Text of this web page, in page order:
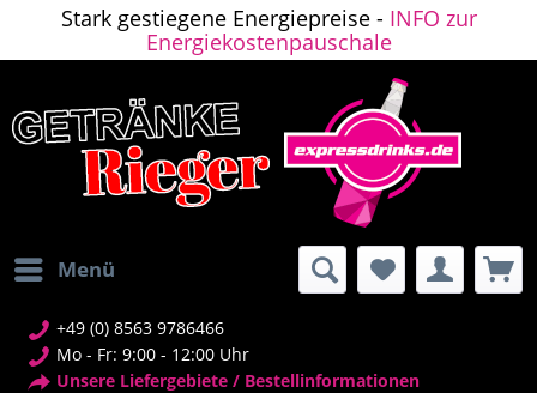
Stark gestiegene Energiepreise - INFO zur
Energiekostenpauschale
Menü
+49 (0) 8563 9786466
Mo - Fr: 9:00 - 12:00 Uhr
Unsere Liefergebiete / Bestellinformationen